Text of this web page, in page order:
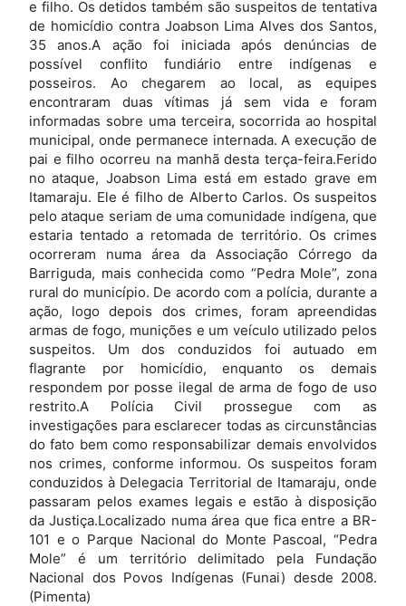
e filho. Os detidos também são suspeitos de tentativa
de homicídio contra Joabson Lima Alves dos Santos,
35 anos.A ação foi iniciada após denúncias de
possível conflito fundiário entre indígenas e
posseiros. Ao chegarem ao local, as equipes
encontraram duas vítimas já sem vida e foram
informadas sobre uma terceira, socorrida ao hospital
municipal, onde permanece internada. A execução de
pai e filho ocorreu na manhã desta terça-feira.Ferido
no ataque, Joabson Lima está em estado grave em
Itamaraju. Ele é filho de Alberto Carlos. Os suspeitos
pelo ataque seriam de uma comunidade indígena, que
estaria tentado a retomada de território. Os crimes
ocorreram numa área da Associação Córrego da
Barriguda, mais conhecida como “Pedra Mole”, zona
rural do município. De acordo com a polícia, durante a
ação, logo depois dos crimes, foram apreendidas
armas de fogo, munições e um veículo utilizado pelos
suspeitos. Um dos conduzidos foi autuado em
flagrante por homicídio, enquanto os demais
respondem por posse ilegal de arma de fogo de uso
restrito.A Polícia Civil prossegue com as
investigações para esclarecer todas as circunstâncias
do fato bem como responsabilizar demais envolvidos
nos crimes, conforme informou. Os suspeitos foram
conduzidos à Delegacia Territorial de Itamaraju, onde
passaram pelos exames legais e estão à disposição
da Justiça.Localizado numa área que fica entre a BR-
101 e o Parque Nacional do Monte Pascoal, “Pedra
Mole” é um território delimitado pela Fundação
Nacional dos Povos Indígenas (Funai) desde 2008.
(Pimenta)